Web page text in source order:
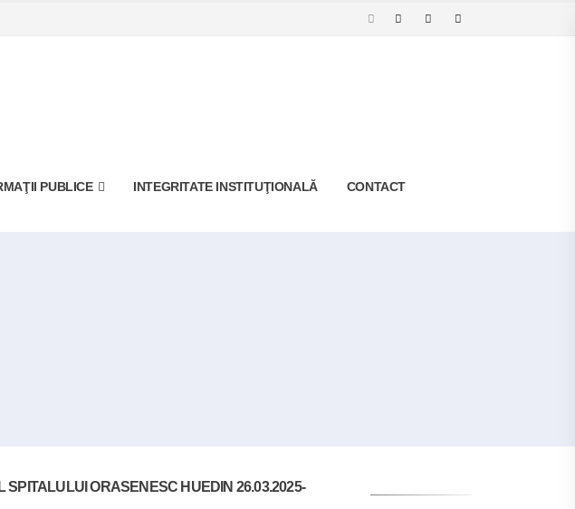
PUBLICE INTEGRITATE INSTITUŢIONALĂ CONTACT
ORASENESC HUEDIN 26.03.2025-